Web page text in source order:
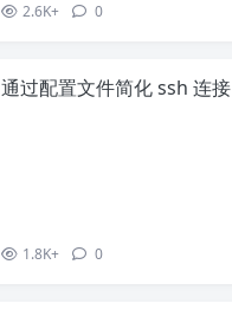
2.6K+ 0
通过配置文件简化 ssh 连接
1.8K+ 0